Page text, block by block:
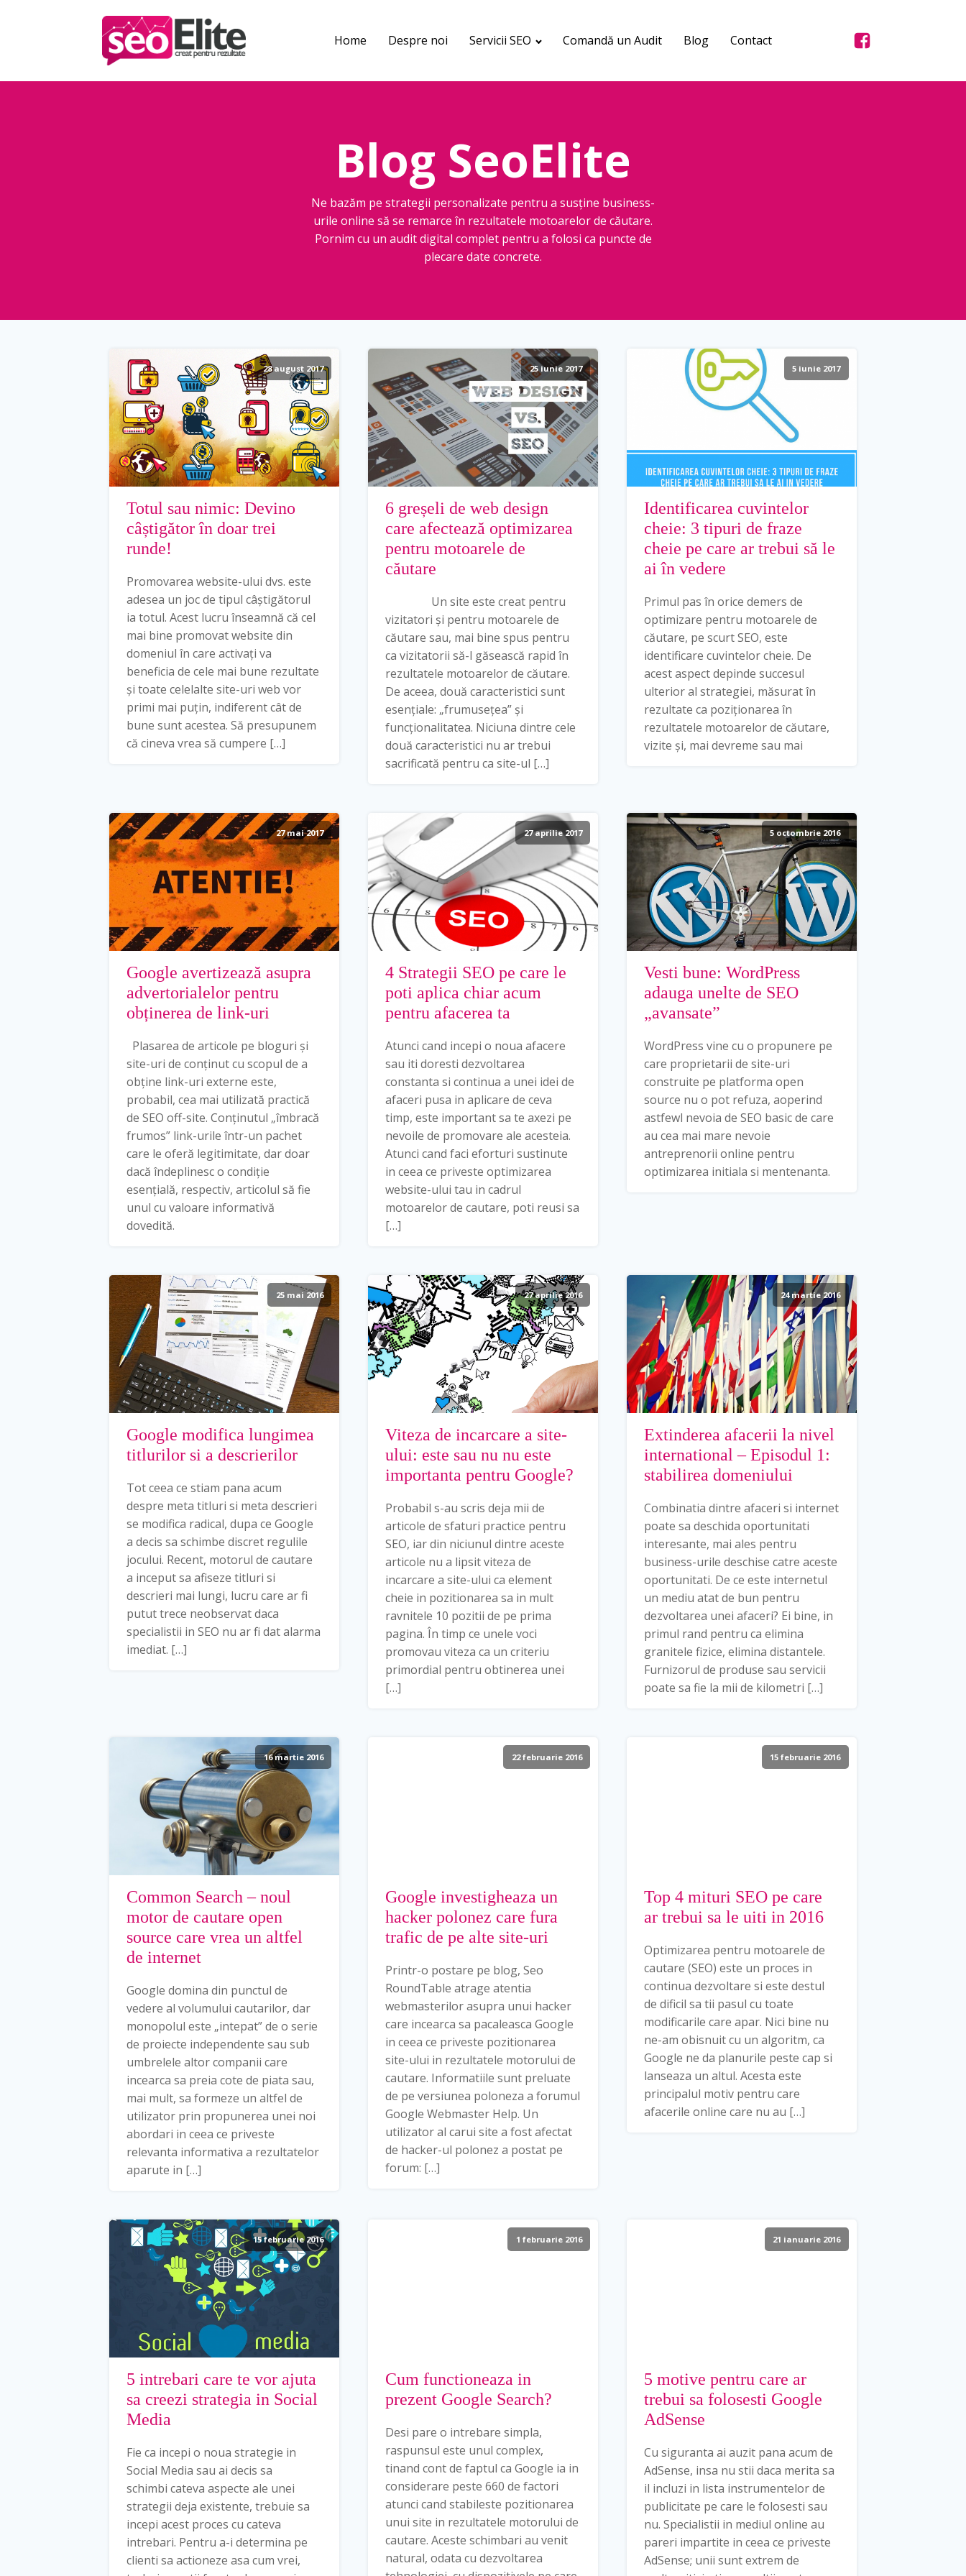
Home Despre noi Servicii SEO Comandă un Audit Blog Contact
Blog SeoElite
Ne bazăm pe strategii personalizate pentru a susține business-
urile online să se remarce în rezultatele motoarelor de căutare.
Pornim cu un audit digital complet pentru a folosi ca puncte de
plecare date concrete.
28 august 2017
Totul sau nimic: Devino
câștigător în doar trei
runde!
Promovarea website-ului dvs. este
adesea un joc de tipul câștigătorul
ia totul. Acest lucru înseamnă că cel
mai bine promovat website din
domeniul în care activați va
beneficia de cele mai bune rezultate
și toate celelalte site-uri web vor
primi mai puțin, indiferent cât de
bune sunt acestea. Să presupunem
că cineva vrea să cumpere […]
25 iunie 2017
6 greșeli de web design
care afectează optimizarea
pentru motoarele de
căutare
Un site este creat pentru
vizitatori și pentru motoarele de
căutare sau, mai bine spus pentru
ca vizitatorii să-l găsească rapid în
rezultatele motoarelor de căutare.
De aceea, două caracteristici sunt
esențiale: „frumusețea” și
funcționalitatea. Niciuna dintre cele
două caracteristici nu ar trebui
sacrificată pentru ca site-ul […]
5 iunie 2017
Identificarea cuvintelor
cheie: 3 tipuri de fraze
cheie pe care ar trebui să le
ai în vedere
Primul pas în orice demers de
optimizare pentru motoarele de
căutare, pe scurt SEO, este
identificare cuvintelor cheie. De
acest aspect depinde succesul
ulterior al strategiei, măsurat în
rezultate ca poziționarea în
rezultatele motoarelor de căutare,
vizite și, mai devreme sau mai
27 mai 2017
Google avertizează asupra
advertorialelor pentru
obținerea de link-uri
Plasarea de articole pe bloguri și
site-uri de conținut cu scopul de a
obține link-uri externe este,
probabil, cea mai utilizată practică
de SEO off-site. Conținutul „îmbracă
frumos” link-urile într-un pachet
care le oferă legitimitate, dar doar
dacă îndeplinesc o condiție
esențială, respectiv, articolul să fie
unul cu valoare informativă
dovedită.
27 aprilie 2017
4 Strategii SEO pe care le
poti aplica chiar acum
pentru afacerea ta
Atunci cand incepi o noua afacere
sau iti doresti dezvoltarea
constanta si continua a unei idei de
afaceri pusa in aplicare de ceva
timp, este important sa te axezi pe
nevoile de promovare ale acesteia.
Atunci cand faci eforturi sustinute
in ceea ce priveste optimizarea
website-ului tau in cadrul
motoarelor de cautare, poti reusi sa
[…]
5 octombrie 2016
Vesti bune: WordPress
adauga unelte de SEO
„avansate”
WordPress vine cu o propunere pe
care proprietarii de site-uri
construite pe platforma open
source nu o pot refuza, aoperind
astfewl nevoia de SEO basic de care
au cea mai mare nevoie
antreprenorii online pentru
optimizarea initiala si mentenanta.
25 mai 2016
Google modifica lungimea
titlurilor si a descrierilor
Tot ceea ce stiam pana acum
despre meta titluri si meta descrieri
se modifica radical, dupa ce Google
a decis sa schimbe discret regulile
jocului. Recent, motorul de cautare
a inceput sa afiseze titluri si
descrieri mai lungi, lucru care ar fi
putut trece neobservat daca
specialistii in SEO nu ar fi dat alarma
imediat. […]
27 aprilie 2016
Viteza de incarcare a site-
ului: este sau nu nu este
importanta pentru Google?
Probabil s-au scris deja mii de
articole de sfaturi practice pentru
SEO, iar din niciunul dintre aceste
articole nu a lipsit viteza de
incarcare a site-ului ca element
cheie in pozitionarea sa in mult
ravnitele 10 pozitii de pe prima
pagina. În timp ce unele voci
promovau viteza ca un criteriu
primordial pentru obtinerea unei
[…]
24 martie 2016
Extinderea afacerii la nivel
international – Episodul 1:
stabilirea domeniului
Combinatia dintre afaceri si internet
poate sa deschida oportunitati
interesante, mai ales pentru
business-urile deschise catre aceste
oportunitati. De ce este internetul
un mediu atat de bun pentru
dezvoltarea unei afaceri? Ei bine, in
primul rand pentru ca elimina
granitele fizice, elimina distantele.
Furnizorul de produse sau servicii
poate sa fie la mii de kilometri […]
16 martie 2016
Common Search – noul
motor de cautare open
source care vrea un altfel
de internet
Google domina din punctul de
vedere al volumului cautarilor, dar
monopolul este „intepat” de o serie
de proiecte independente sau sub
umbrelele altor companii care
incearca sa preia cote de piata sau,
mai mult, sa formeze un altfel de
utilizator prin propunerea unei noi
abordari in ceea ce priveste
relevanta informativa a rezultatelor
aparute in […]
22 februarie 2016
Google investigheaza un
hacker polonez care fura
trafic de pe alte site-uri
Printr-o postare pe blog, Seo
RoundTable atrage atentia
webmasterilor asupra unui hacker
care incearca sa pacaleasca Google
in ceea ce priveste pozitionarea
site-ului in rezultatele motorului de
cautare. Informatiile sunt preluate
de pe versiunea poloneza a forumul
Google Webmaster Help. Un
utilizator al carui site a fost afectat
de hacker-ul polonez a postat pe
forum: […]
15 februarie 2016
Top 4 mituri SEO pe care
ar trebui sa le uiti in 2016
Optimizarea pentru motoarele de
cautare (SEO) este un proces in
continua dezvoltare si este destul
de dificil sa tii pasul cu toate
modificarile care apar. Nici bine nu
ne-am obisnuit cu un algoritm, ca
Google ne da planurile peste cap si
lanseaza un altul. Acesta este
principalul motiv pentru care
afacerile online care nu au […]
15 februarie 2016
5 intrebari care te vor ajuta
sa creezi strategia in Social
Media
Fie ca incepi o noua strategie in
Social Media sau ai decis sa
schimbi cateva aspecte ale unei
strategii deja existente, trebuie sa
incepi acest proces cu cateva
intrebari. Pentru a-i determina pe
clienti sa actioneze asa cum vrei,
1 februarie 2016
Cum functioneaza in
prezent Google Search?
Desi pare o intrebare simpla,
raspunsul este unul complex,
tinand cont de faptul ca Google ia in
considerare peste 660 de factori
atunci cand stabileste pozitionarea
unui site in rezultatele motorului de
cautare. Aceste schimbari au venit
natural, odata cu dezvoltarea
21 ianuarie 2016
5 motive pentru care ar
trebui sa folosesti Google
AdSense
Cu siguranta ai auzit pana acum de
AdSense, insa nu stii daca merita sa
il incluzi in lista instrumentelor de
publicitate pe care le folosesti sau
nu. Specialistii in mediul online au
pareri impartite in ceea ce priveste
AdSense; unii sunt extrem de